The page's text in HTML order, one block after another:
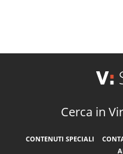
Cerca in
CONTENUTI SPECIALI